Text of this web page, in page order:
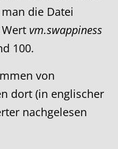
die Datei
vm.swappiness
100.
von
dort (in englischer
nachgelesen